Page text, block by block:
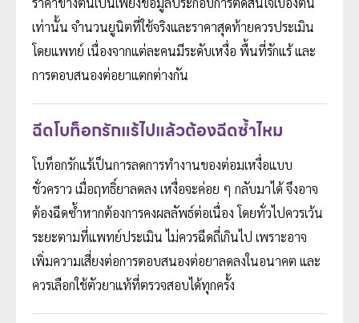
เท่านั้น จำนวนยูนิตที่ใช้จริงและราคาสุดท้ายควรประเมิน
โดยแพทย์ เนื่องจากแต่ละคนมีระดับเหงื่อ พื้นที่รักแร้ และ
การตอบสนองต่อยาแตกต่างกัน
ฉีดโบท็อกรักแร้ไปแล้วต้องฉีดซ้ำไหม
โบท็อกรักแร้เป็นการลดการทำงานของต่อมเหงื่อแบบ
ชั่วคราว เมื่อฤทธิ์ยาลดลง เหงื่อจะค่อย ๆ กลับมาได้ จึงอาจ
ต้องฉีดซ้ำหากต้องการคงผลลัพธ์ต่อเนื่อง โดยทั่วไปควรเว้น
ระยะตามที่แพทย์ประเมิน ไม่ควรฉีดถี่เกินไป เพราะอาจ
เพิ่มความเสี่ยงต่อการตอบสนองต่อยาลดลงในอนาคต และ
ควรเลือกใช้ตัวยาแท้ที่ตรวจสอบได้ทุกครั้ง